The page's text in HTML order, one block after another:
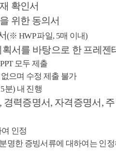
확인서
위한 동의서
(※HWP파일, 5매 이내)
서를 바탕으로 한 프레젠
모두 제출
으며 수정 제출 불가
분) 내 진행
, 경력증명서, 자격증명서 ,
인정
명한 증빙서류에 대하여는 인